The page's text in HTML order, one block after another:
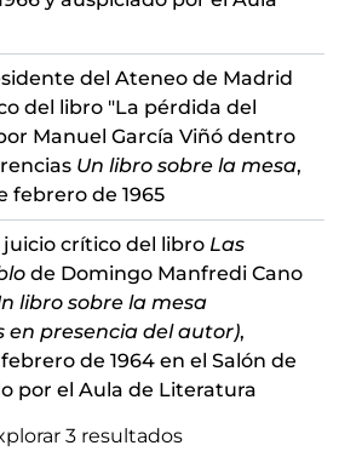
del Ateneo de Madrid
del libro "La pérdida del
Manuel García Viñó dentro
Un libro sobre la mesa,
febrero de 1965
crítico del libro Las
de Domingo Manfredi Cano
libro sobre la mesa
en presencia del autor),
de 1964 en el Salón de
por el Aula de Literatura
3 resultados